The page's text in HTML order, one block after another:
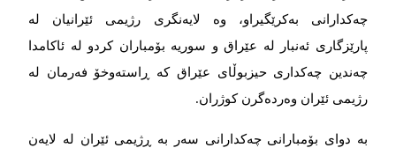
چەکدارانی بەکرێگیراو، وە لایەنگری رژیمی ئێرانیان لە
پارێزگاری ئەنبار لە عێراق و سوریە بۆمباران کردو لە ئاکامدا
چەندین چەکداری حیزبوڵای عێراق کە ڕاستەوخۆ فەرمان لە
رژیمی ئێران وەردەگرن کوژران.
بە دوای بۆمبارانی چەکدارانی سەر بە ڕژیمی ئێران لە لایەن